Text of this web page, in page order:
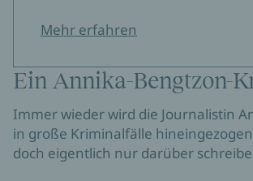
Mehr erfahren
Ein Annika-Bengtzon-
Immer wieder wird die Journalistin
in große Kriminalfälle
doch eigentlich nur darüber